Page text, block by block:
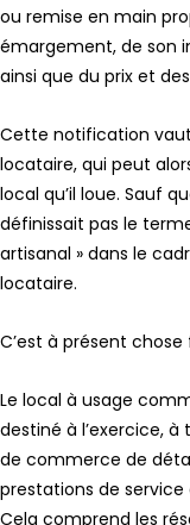
ou remise en main
émargement, de son
ainsi que du prix et
Cette notification
locataire, qui peut
local qu’il loue. Sauf
définissait pas le
artisanal » dans le
locataire.
C’est à présent chose
Le local à usage
destiné à l’exercice,
de commerce de
prestations de
Cela comprend les